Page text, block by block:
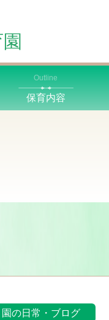
Outline
保育内容
園の日常・ブログ